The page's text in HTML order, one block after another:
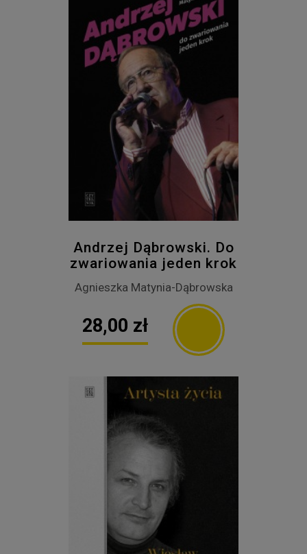
Andrzej Dąbrowski. Do
zwariowania jeden krok
Agnieszka Matynia-Dąbrowska
28,00 zł